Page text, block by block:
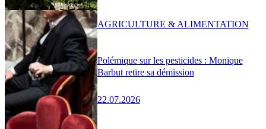
Polémique sur les pesticides : Monique
Barbut retire sa démission
22.07.2026
AGRICULTURE & ALIMENTATION